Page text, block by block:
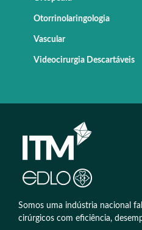
Otorrinolaringologia
Vascular
Videocirurgia Descartáveis
Somos uma indústria nacional
cirúrgicos com eficiência,